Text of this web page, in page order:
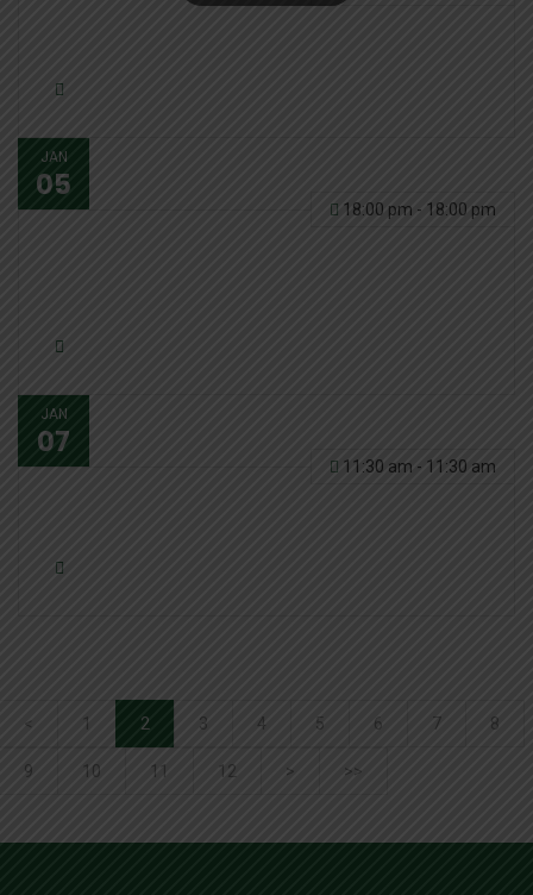
JAN
05
18:00 pm - 18:00 pm
JAN
07
11:30 am - 11:30 am
< 1 2 3 4 5 6 7 8
9 10 11 12 > >>